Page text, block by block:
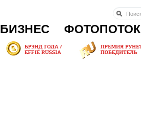
БИЗНЕС ФОТОПОТОК